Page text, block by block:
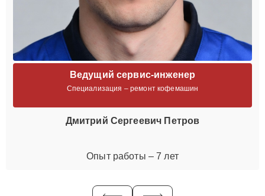
Ведущий сервис-инженер
Специализация – ремонт кофемашин
Дмитрий Сергеевич Петров
Опыт работы – 7 лет